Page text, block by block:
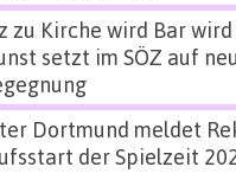
zu Kirche wird Bar wird
setzt im SÖZ auf
Dortmund meldet
der Spielzeit